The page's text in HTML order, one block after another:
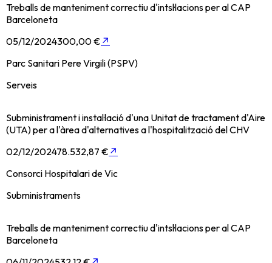
Treballs de manteniment correctiu d'intsl·lacions per al CAP
Barceloneta
05/12/2024300,00 € ↗
Parc Sanitari Pere Virgili (PSPV)
Serveis
Subministrament i instal·lació d'una Unitat de tractament d'Aire
(UTA) per a l'àrea d'alternatives a l'hospitalització del CHV
02/12/202478.532,87 € ↗
Consorci Hospitalari de Vic
Subministraments
Treballs de manteniment correctiu d'intsl·lacions per al CAP
Barceloneta